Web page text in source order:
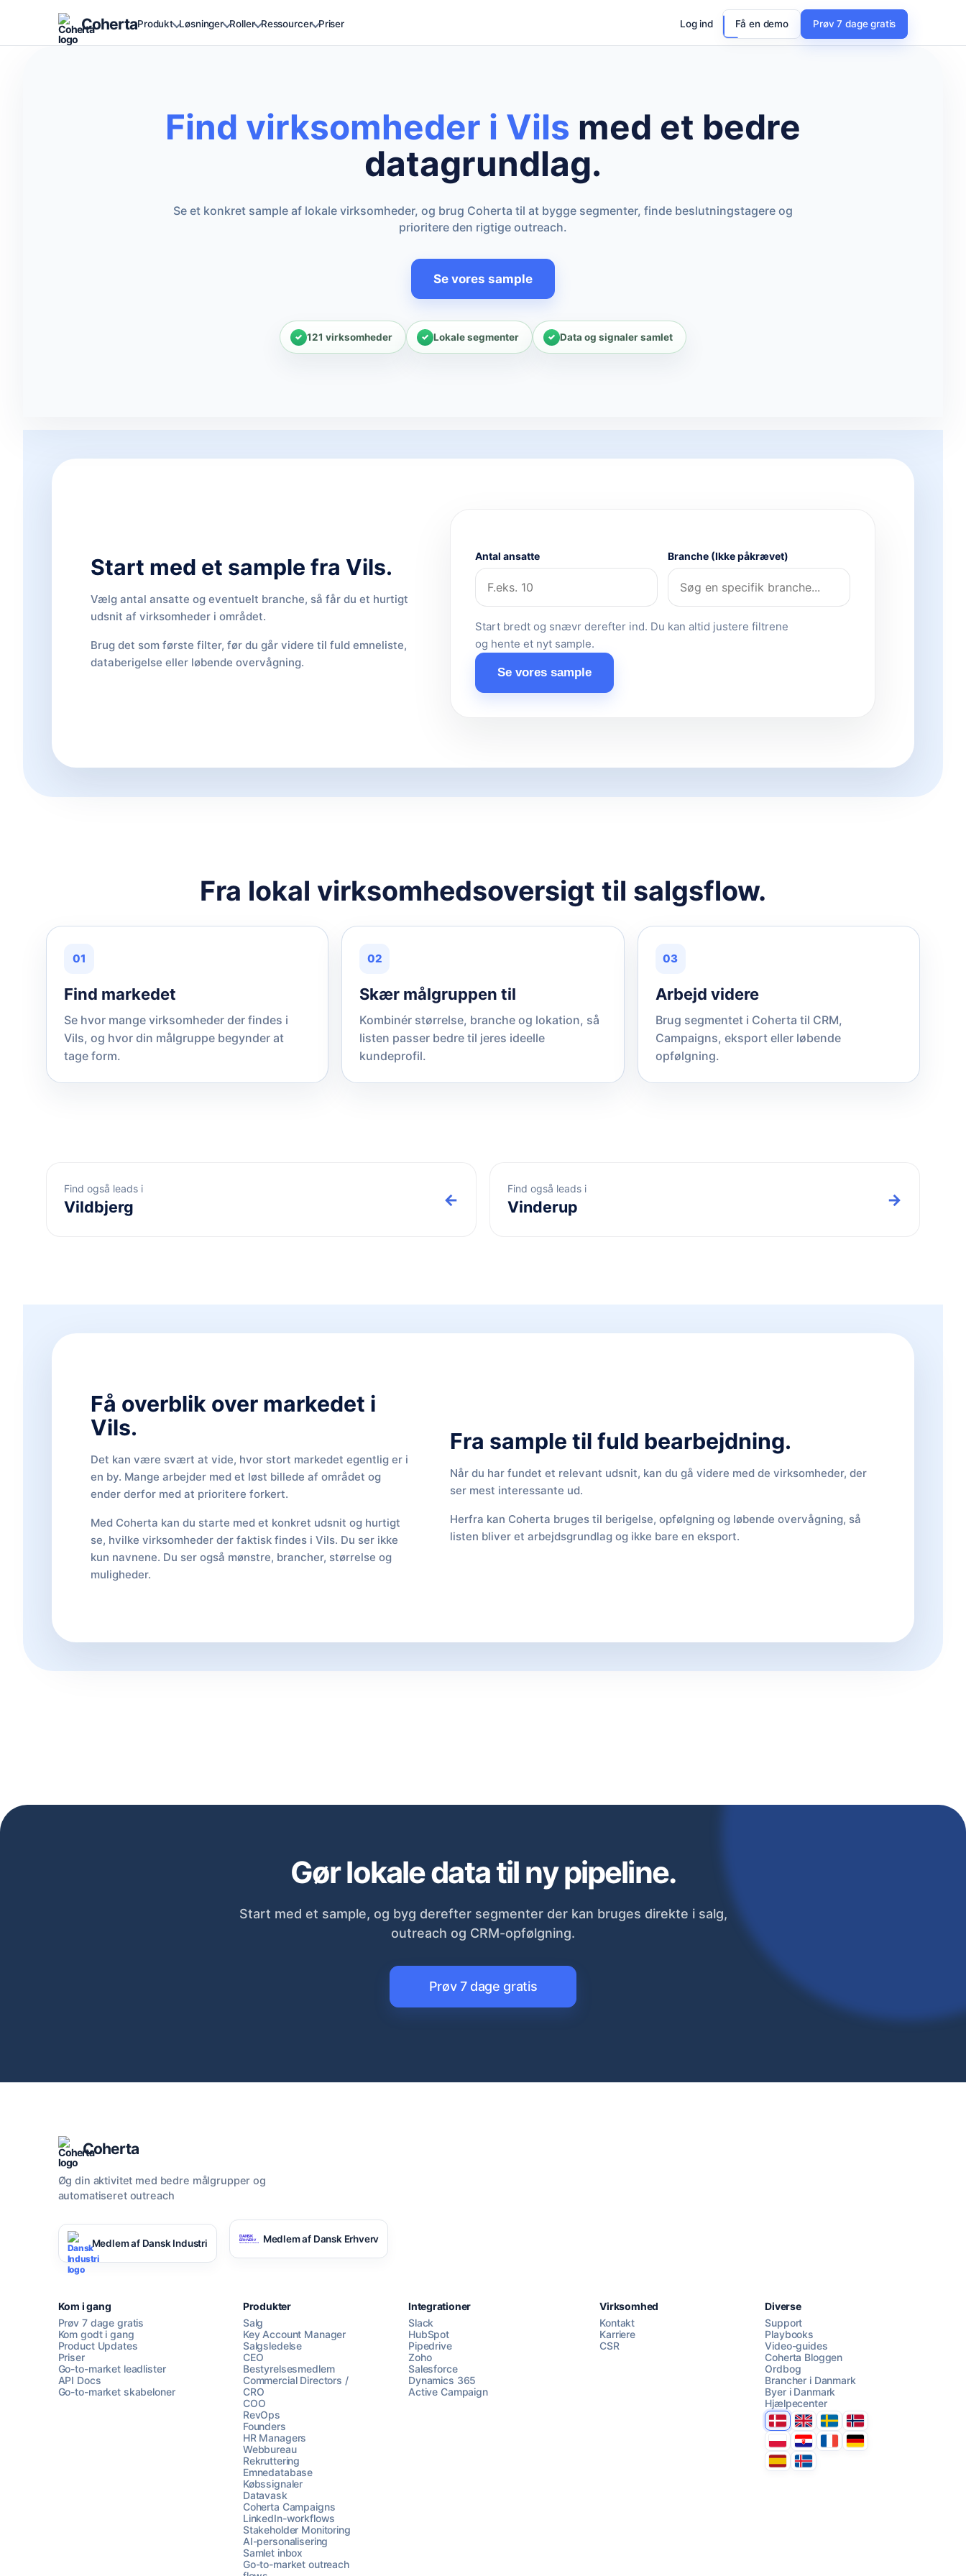
CohertaProdukt Løsninger Roller Ressourcer Priser Log ind Få en demo Prøv 7 dage gratis
Find virksomheder i Vils med et bedre
datagrundlag.
Se et konkret sample af lokale virksomheder, og brug Coherta til at bygge segmenter, finde beslutningstagere og
prioritere den rigtige outreach.
Se vores sample
121 virksomheder Lokale segmenter Data og signaler samlet
Start med et sample fra Vils.
Vælg antal ansatte og eventuelt branche, så får du et hurtigt
udsnit af virksomheder i området.
Brug det som første filter, før du går videre til fuld emneliste,
databerigelse eller løbende overvågning.
Antal ansatte Branche (Ikke påkrævet)
Start bredt og snævr derefter ind. Du kan altid justere filtrene
og hente et nyt sample.
Se vores sample
Fra lokal virksomhedsoversigt til salgsflow.
01
Find markedet
Se hvor mange virksomheder der findes i
Vils, og hvor din målgruppe begynder at
tage form.
02
Skær målgruppen til
Kombinér størrelse, branche og lokation, så
listen passer bedre til jeres ideelle
kundeprofil.
03
Arbejd videre
Brug segmentet i Coherta til CRM,
Campaigns, eksport eller løbende
opfølgning.
Find også leads i
Vildbjerg ←
Find også leads i
Vinderup →
Få overblik over markedet i
Vils.
Det kan være svært at vide, hvor stort markedet egentlig er i
en by. Mange arbejder med et løst billede af området og
ender derfor med at prioritere forkert.
Med Coherta kan du starte med et konkret udsnit og hurtigt
se, hvilke virksomheder der faktisk findes i Vils. Du ser ikke
kun navnene. Du ser også mønstre, brancher, størrelse og
muligheder.
Fra sample til fuld bearbejdning.
Når du har fundet et relevant udsnit, kan du gå videre med de virksomheder, der
ser mest interessante ud.
Herfra kan Coherta bruges til berigelse, opfølgning og løbende overvågning, så
listen bliver et arbejdsgrundlag og ikke bare en eksport.
Gør lokale data til ny pipeline.
Start med et sample, og byg derefter segmenter der kan bruges direkte i salg,
outreach og CRM-opfølgning.
Prøv 7 dage gratis
AI Campaign Assist
Coherta
Øg din aktivitet med bedre målgrupper og
automatiseret outreach
Medlem af Dansk Industri Medlem af Dansk Erhverv
Kom i gang
Prøv 7 dage gratis
Kom godt i gang
Product Updates
Priser
Go-to-market leadlister
API Docs
Go-to-market skabeloner
Produkter
Salg
Key Account Manager
Salgsledelse
CEO
Bestyrelsesmedlem
Commercial Directors /
CRO
COO
RevOps
Founders
HR Managers
Webbureau
Rekruttering
Emnedatabase
Købssignaler
Datavask
Coherta Campaigns
LinkedIn-workflows
Stakeholder Monitoring
AI-personalisering
Samlet inbox
Go-to-market outreach
Integrationer
Slack
HubSpot
Pipedrive
Zoho
Salesforce
Dynamics 365
Active Campaign
Virksomhed
Kontakt
Karriere
CSR
Diverse
Support
Playbooks
Video-guides
Coherta Bloggen
Ordbog
Brancher i Danmark
Byer i Danmark
Hjælpecenter
DanmarkUnited Kingdom
SverigeNorge
PolskaHrvatskaFranceDeutschland
EspanaÍsland